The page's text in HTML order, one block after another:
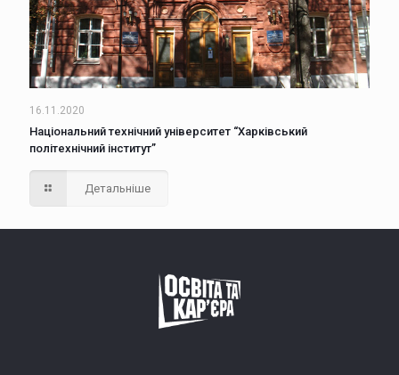
16.11.2020
Національний технічний університет “Харківський
політехнічний інститут”
Детальніше